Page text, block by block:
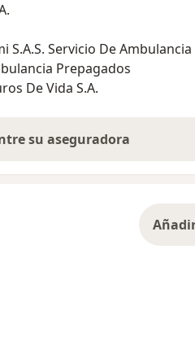
S.A.S. Servicio De
Prepagados
De Vida S.A.
su aseguradora